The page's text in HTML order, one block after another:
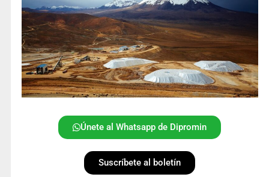
Únete al Whatsapp de Dipromin
Suscríbete al boletín